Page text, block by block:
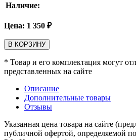
Наличие:
Цена: 1 350 ₽
В КОРЗИНУ
* Товар и его комплектация могут
представленных на сайте
Описание
Дополнительные товары
Отзывы
Указанная цена товара на сайте
публичной офертой, определяемой